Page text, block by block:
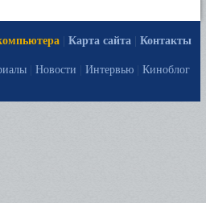
| Карта сайта | Контакты
Новости Интервью Киноблог